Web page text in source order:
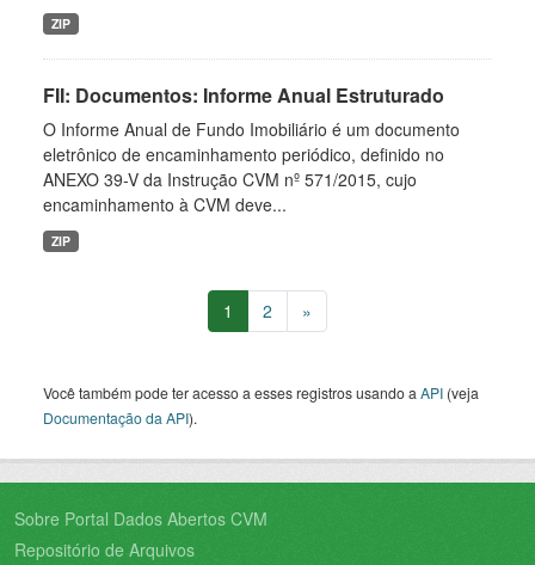
ZIP
FII: Documentos: Informe Anual Estruturado
O Informe Anual de Fundo Imobiliário é um documento
eletrônico de encaminhamento periódico, definido no
ANEXO 39-V da Instrução CVM nº 571/2015, cujo
encaminhamento à CVM deve...
ZIP
1 2 »
Você também pode ter acesso a esses registros usando a API (veja
Documentação da API).
Sobre Portal Dados Abertos CVM
Repositório de Arquivos